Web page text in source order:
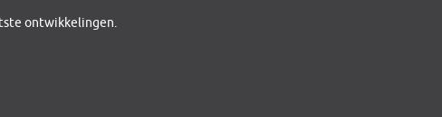
ontwikkelingen.